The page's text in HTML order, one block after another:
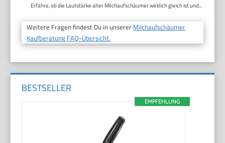
Erfahre, ob die Lautstärke aller Milchaufschäumer wirklich gleich ist und...
Weitere Fragen findest Du in unserer Milchaufschäumer
Kaufberatung FAQ-Übersicht.
BESTSELLER
EMPFEHLUNG